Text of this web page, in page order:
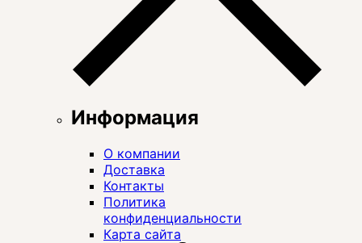
Информация
О компании
Доставка
Контакты
Политика
конфиденциальности
Карта сайта